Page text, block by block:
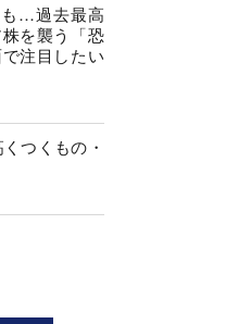
も…過去最高
を襲う「恐
注目したい
つくもの・